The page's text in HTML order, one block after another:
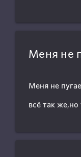
Меня не
Меня не
всё так же,но